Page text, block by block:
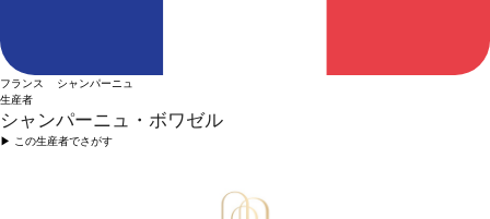
フランス シャンパーニュ
生産者
シャンパーニュ・ボワゼル
▶︎ この生産者でさがす